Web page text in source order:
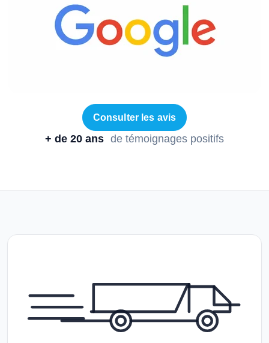
Consulter les avis
+ de 20 ans de témoignages positifs